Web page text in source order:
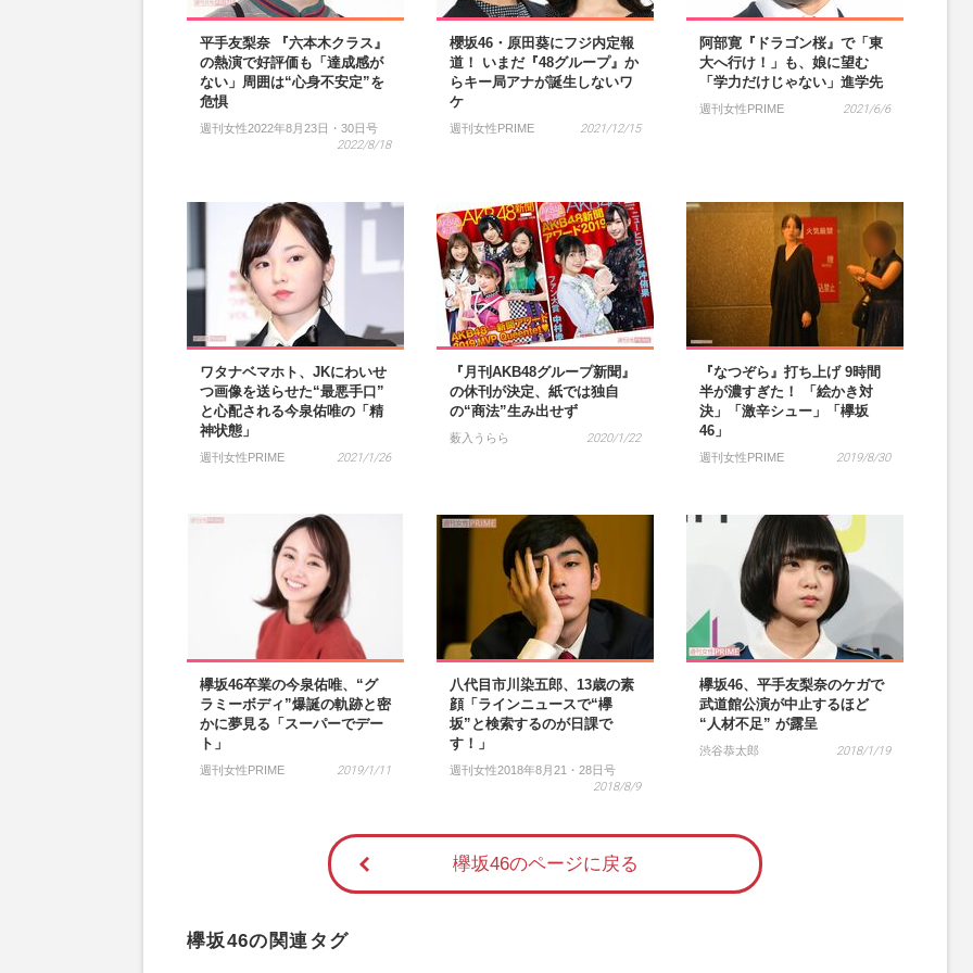
平手友梨奈 『六本木クラス』
の熱演で好評価も「達成感が
ない」周囲は“心身不安定”を
危惧
週刊女性2022年8月23日・30日号
2022/8/18
櫻坂46・原田葵にフジ内定報
道！ いまだ『48グループ』か
らキー局アナが誕生しないワ
ケ
週刊女性PRIME 2021/12/15
阿部寛『ドラゴン桜』で「東
大へ行け！」も、娘に望む
「学力だけじゃない」進学先
週刊女性PRIME 2021/6/6
ワタナベマホト、JKにわいせ
つ画像を送らせた“最悪手口”
と心配される今泉佑唯の「精
神状態」
週刊女性PRIME 2021/1/26
『月刊AKB48グループ新聞』
の休刊が決定、紙では独自
の“商法”生み出せず
薮入うらら 2020/1/22
『なつぞら』打ち上げ 9時間
半が濃すぎた！ 「絵かき対
決」「激辛シュー」「欅坂
46」
週刊女性PRIME 2019/8/30
欅坂46卒業の今泉佑唯、“グ
ラミーボディ”爆誕の軌跡と密
かに夢見る「スーパーでデー
ト」
週刊女性PRIME 2019/1/11
八代目市川染五郎、13歳の素
顔「ラインニュースで“欅
坂”と検索するのが日課で
す！」
週刊女性2018年8月21・28日号
2018/8/9
欅坂46、平手友梨奈のケガで
武道館公演が中止するほど
“人材不足” が露呈
渋谷恭太郎 2018/1/19
欅坂46のページに戻る
欅坂46の関連タグ